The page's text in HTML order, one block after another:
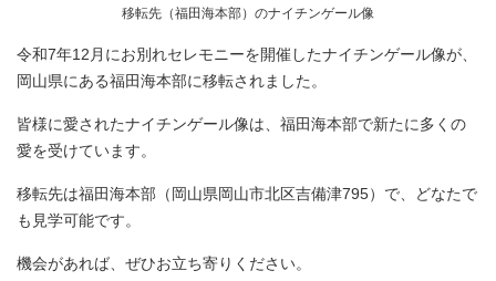
移転先（福田海本部）のナイチンゲール像
令和7年12月にお別れセレモニーを開催したナイチンゲール像が、
岡山県にある福田海本部に移転されました。
皆様に愛されたナイチンゲール像は、福田海本部で新たに多くの
愛を受けています。
移転先は福田海本部（岡山県岡山市北区吉備津795）で、どなたで
も見学可能です。
機会があれば、ぜひお立ち寄りください。